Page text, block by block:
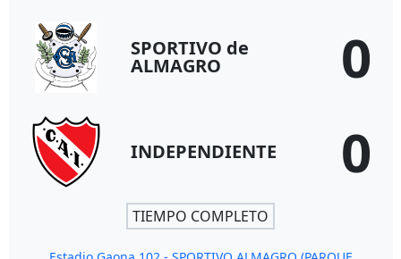
SPORTIVO de
ALMAGRO 0
INDEPENDIENTE 0
TIEMPO COMPLETO